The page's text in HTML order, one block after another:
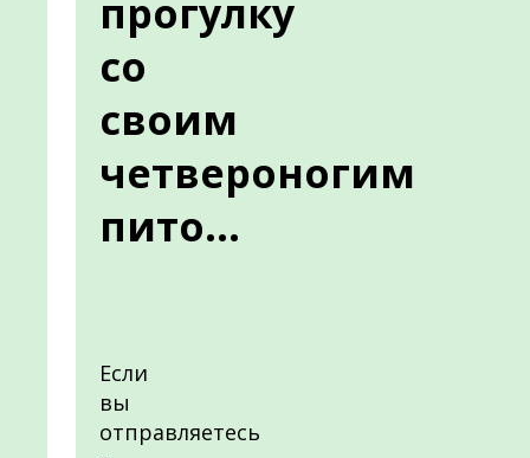
прогулку
со
своим
четвероногим
пито...
Если
вы
отправляетесь